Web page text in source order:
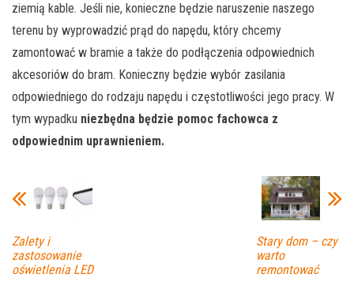
ziemią kable. Jeśli nie, konieczne będzie naruszenie naszego
terenu by wyprowadzić prąd do napędu, który chcemy
zamontować w bramie a także do podłączenia odpowiednich
akcesoriów do bram. Konieczny będzie wybór zasilania
odpowiedniego do rodzaju napędu i częstotliwości jego pracy. W
tym wypadku niezbędna będzie pomoc fachowca z
odpowiednim uprawnieniem.
Zalety i
zastosowanie
oświetlenia LED
Stary dom – czy
warto
remontować